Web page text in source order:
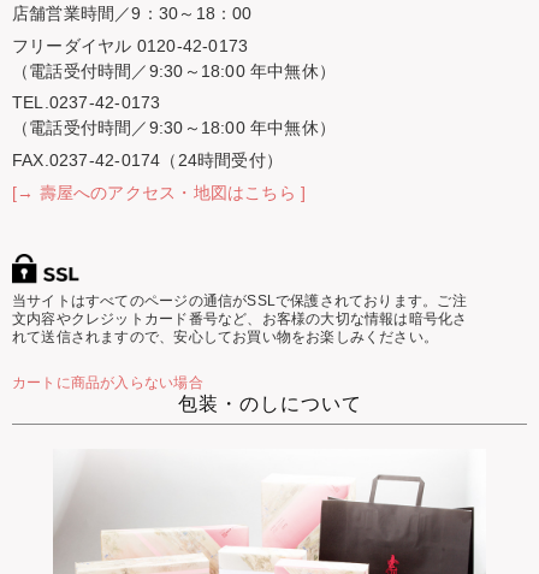
店舗営業時間／9：30～18：00
フリーダイヤル 0120-42-0173
（電話受付時間／9:30～18:00 年中無休）
TEL.0237-42-0173
（電話受付時間／9:30～18:00 年中無休）
FAX.0237-42-0174（24時間受付）
[→ 壽屋へのアクセス・地図はこちら ]
当サイトはすべてのページの通信がSSLで保護されております。ご注
文内容やクレジットカード番号など、お客様の大切な情報は暗号化さ
れて送信されますので、安心してお買い物をお楽しみください。
カートに商品が入らない場合
包装・のしについて